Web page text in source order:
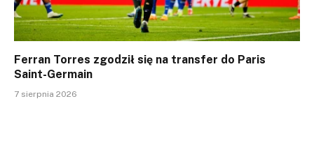
Ferran Torres zgodził się na transfer do Paris
Saint-Germain
7 sierpnia 2026